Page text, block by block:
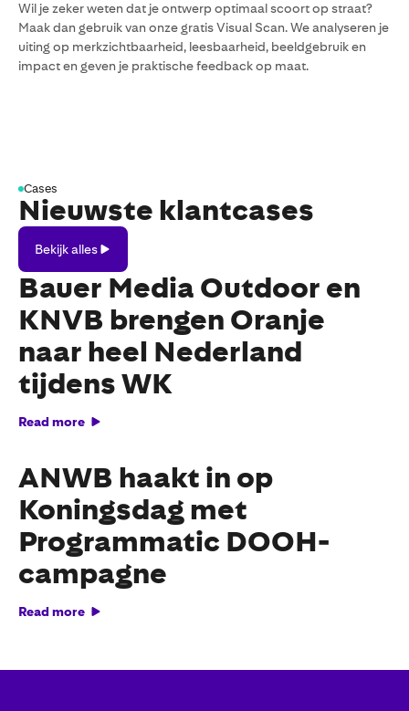
Wil je zeker weten dat je ontwerp optimaal scoort op straat?
Maak dan gebruik van onze gratis Visual Scan. We analyseren je
uiting op merkzichtbaarheid, leesbaarheid, beeldgebruik en
impact en geven je praktische feedback op maat.
Cases
Nieuwste klantcases
alles
Bekijk alles
Bauer Media Outdoor en
KNVB brengen Oranje
naar heel Nederland
tijdens WK
Read more
ANWB haakt in op
Koningsdag met
Programmatic DOOH-
campagne
Read more